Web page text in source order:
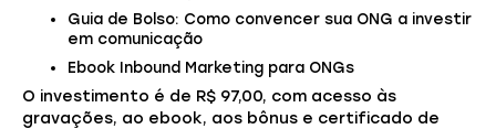
Guia de Bolso: Como convencer sua ONG a investir
em comunicação
Ebook Inbound Marketing para ONGs
O investimento é de R$ 97,00, com acesso às
gravações, ao ebook, aos bônus e certificado de